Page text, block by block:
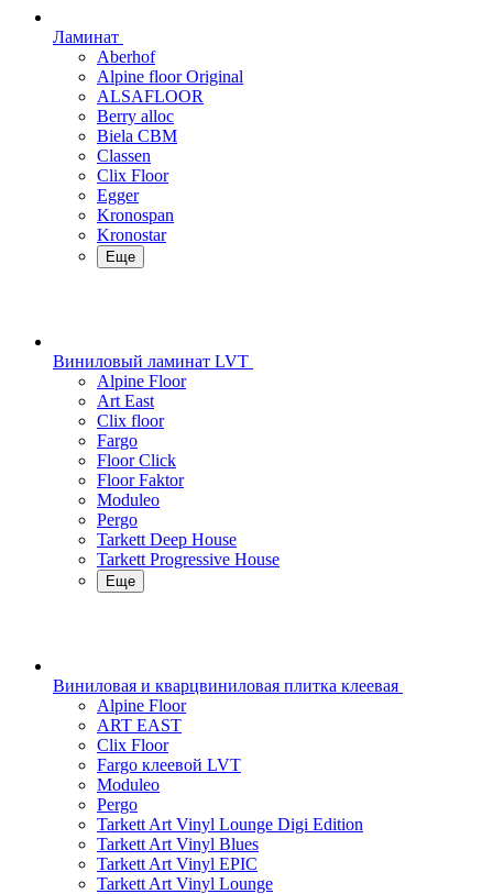
Ламинат
Aberhof
Alpine floor Original
ALSAFLOOR
Berry alloc
Biela CBM
Classen
Clix Floor
Egger
Kronospan
Kronostar
Еще
Виниловый ламинат LVT
Alpine Floor
Art East
Clix floor
Fargo
Floor Click
Floor Faktor
Moduleo
Pergo
Tarkett Deep House
Tarkett Progressive House
Еще
Виниловая и кварцвиниловая плитка клеевая
Alpine Floor
ART EAST
Clix Floor
Fargo клеевой LVT
Moduleo
Pergo
Tarkett Art Vinyl Lounge Digi Edition
Tarkett Art Vinyl Blues
Tarkett Art Vinyl EPIC
Tarkett Art Vinyl Lounge